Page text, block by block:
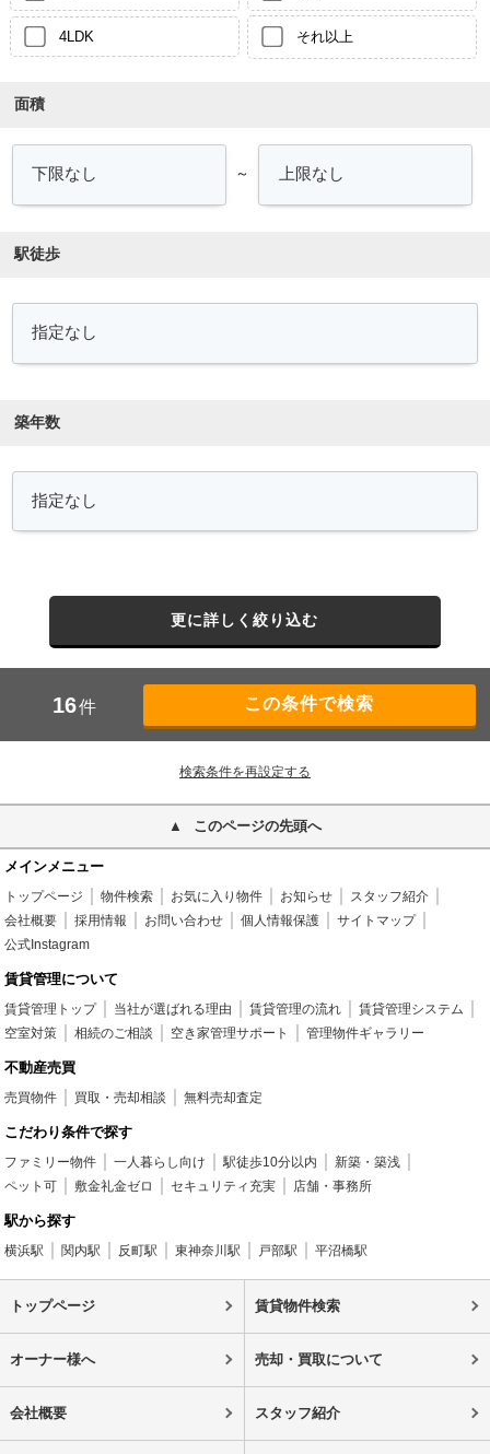
4LDK それ以上
面積
～
駅徒歩
築年数
更に詳しく絞り込む
16件
検索条件を再設定する
このページの先頭へ
メインメニュー
トップページ 物件検索 お気に入り物件 お知らせ
スタッフ紹介
会社概要
採用情報 お問い合わせ 個人情報保護
サイトマップ
公式Instagram
賃貸管理について
賃貸管理トップ 当社が選ばれる理由 賃貸管理の流れ
賃貸管理システム
空室対策
相続のご相談 空き家管理サポート 管理物件ギャラリー
不動産売買
売買物件 買取・売却相談 無料売却査定
こだわり条件で探す
ファミリー物件 一人暮らし向け 駅徒歩10分以内
新築・築浅
ペット可
敷金礼金ゼロ セキュリティ充実 店舗・事務所
駅から探す
横浜駅 関内駅 反町駅 東神奈川駅 戸部駅 平沼橋駅
トップページ 賃貸物件検索
オーナー様へ 売却・買取について
会社概要 スタッフ紹介